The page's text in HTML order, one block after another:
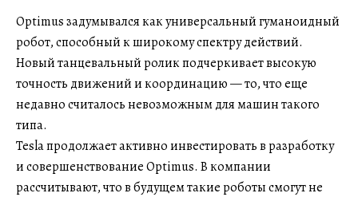
Optimus задумывался как универсальный гуманоидный
робот, способный к широкому спектру действий.
Новый танцевальный ролик подчеркивает высокую
точность движений и координацию — то, что еще
недавно считалось невозможным для машин такого
типа.
Tesla продолжает активно инвестировать в разработку
и совершенствование Optimus. В компании
рассчитывают, что в будущем такие роботы смогут не